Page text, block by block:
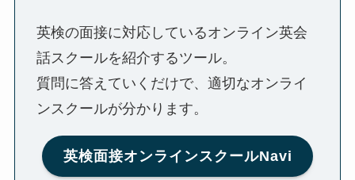
英検の面接に対応しているオンライン英会
話スクールを紹介するツール。
質問に答えていくだけで、適切なオンライ
ンスクールが分かります。
英検面接オンラインスクールNavi